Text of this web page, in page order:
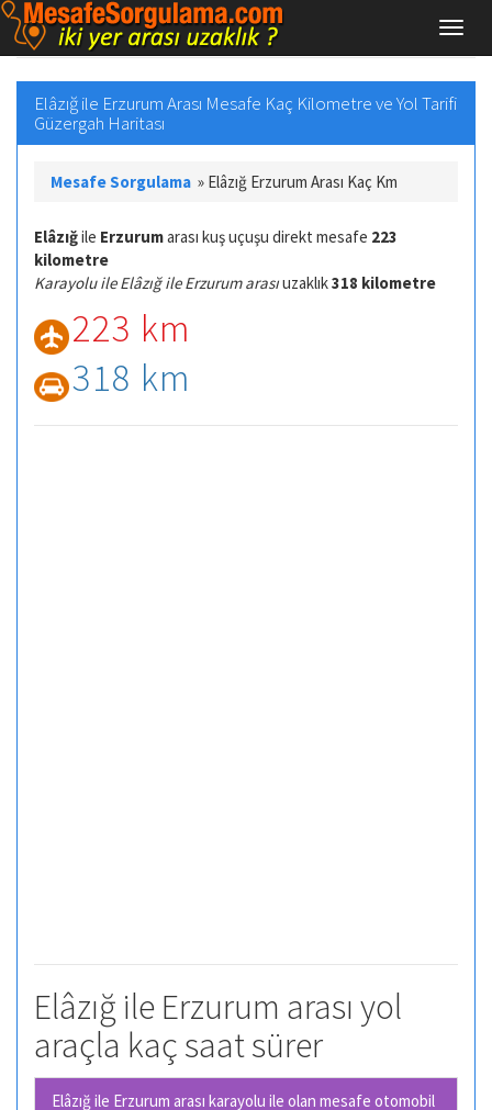
Elâzığ ile Erzurum Arası Mesafe Kaç Kilometre ve Yol Tarifi
Güzergah Haritası
Mesafe Sorgulama » Elâzığ Erzurum Arası Kaç Km
Elâzığile Erzurumarası kuş uçuşu direkt mesafe 223
kilometre
Karayolu ile Elâzığ ile Erzurum arasıuzaklık318 kilometre
223 km
318 km
Elâzığ ile Erzurum arası yol
araçla kaç saat sürer
Elâzığ ile Erzurum arası karayolu ile olan mesafe otomobil